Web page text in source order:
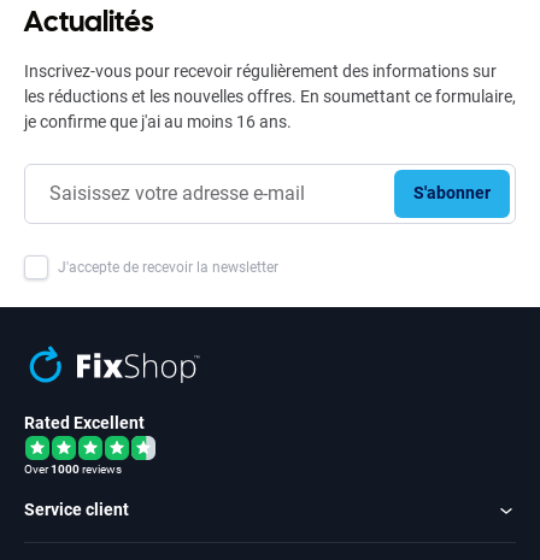
Actualités
Inscrivez-vous pour recevoir régulièrement des informations sur
les réductions et les nouvelles offres. En soumettant ce formulaire,
je confirme que j'ai au moins 16 ans.
S'abonner
J'accepte de recevoir la newsletter
Rated Excellent
Over1000reviews
Service client